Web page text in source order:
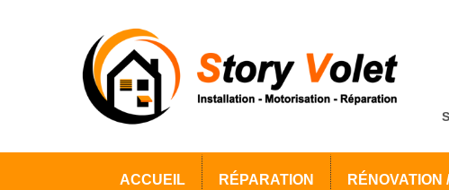
ACCUEIL RÉPARATION RÉNOVATION